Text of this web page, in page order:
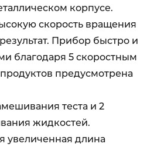
корпусе.
скорость вращения
Прибор быстро и
благодаря 5 скоростным
предусмотрена
теста и 2
жидкостей.
увеличенная длина